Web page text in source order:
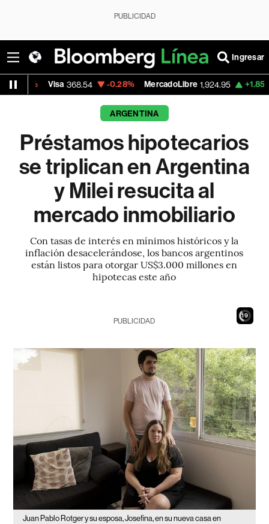
PUBLICIDAD
Ingresar
368.54 -0.28% MercadoLibre 1,924.95 +1.85% Banco
ARGENTINA
Préstamos hipotecarios
se triplican en Argentina
y Milei resucita al
mercado inmobiliario
Con tasas de interés en mínimos históricos y la
inflación desacelerándose, los bancos argentinos
están listos para otorgar US$3.000 millones en
hipotecas este año
17
PUBLICIDAD
Juan Pablo Rotger y su esposa, Josefina, en su nueva casa en